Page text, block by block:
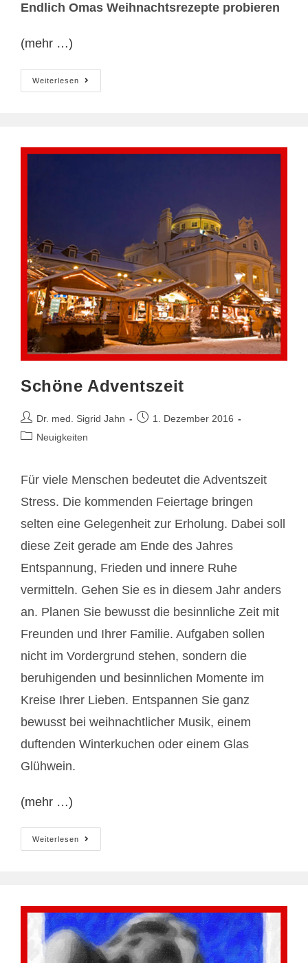
Endlich Omas Weihnachtsrezepte probieren
(mehr …)
Weiterlesen
Weihnachtszeit
–
Schöne Adventszeit
Beitrags-
Autor:
Dr. med. Sigrid Jahn
Beitrag1. Dezember 2016
Beitrags-
Neuigkeiten
Für viele Menschen bedeutet die Adventszeit
Stress. Die kommenden Feiertage bringen
selten eine Gelegenheit zur Erholung. Dabei soll
diese Zeit gerade am Ende des Jahres
Entspannung, Frieden und innere Ruhe
vermitteln. Gehen Sie es in diesem Jahr anders
an. Planen Sie bewusst die besinnliche Zeit mit
Freunden und Ihrer Familie. Aufgaben sollen
nicht im Vordergrund stehen, sondern die
beruhigenden und besinnlichen Momente im
Kreise Ihrer Lieben. Entspannen Sie ganz
bewusst bei weihnachtlicher Musik, einem
duftenden Winterkuchen oder einem Glas
Glühwein.
(mehr …)
Weiterlesen
Schöne
Adventszeit